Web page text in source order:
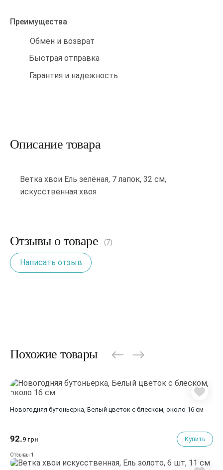
Преимущества
Обмен и возврат
Быстрая отправка
Гарантия и надежность
Описание товара
Ветка хвои Ель зелёная, 7 лапок, 32 см,
искусственная хвоя
Отзывы о товаре (7)
Написать отзыв
Похожие товары
Новогодняя бутоньерка, Белый цветок с блеском, около 16 см
92.9 грн Купить
Отзывы 1